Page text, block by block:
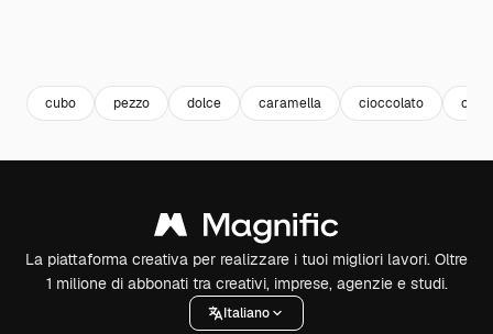
cubo pezzo dolce caramella cioccolato cibo
La piattaforma creativa per realizzare i tuoi migliori lavori. Oltre
1 milione di abbonati tra creativi, imprese, agenzie e studi.
Italiano